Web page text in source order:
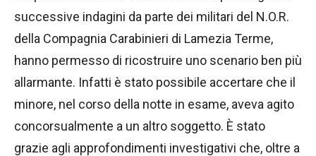
successive indagini da parte dei militari del N.O.R.
della Compagnia Carabinieri di Lamezia Terme,
hanno permesso di ricostruire uno scenario ben più
allarmante. Infatti è stato possibile accertare che il
minore, nel corso della notte in esame, aveva agito
concorsualmente a un altro soggetto. È stato
grazie agli approfondimenti investigativi che, oltre a